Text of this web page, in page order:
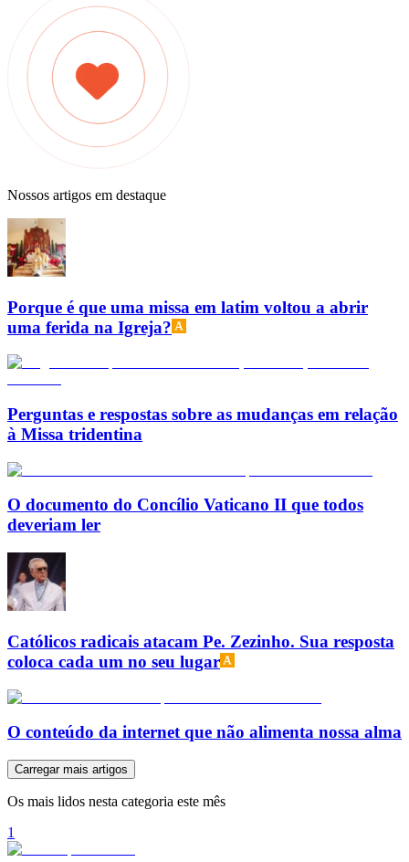
Nossos artigos em destaque
Porque é que uma missa em latim voltou a abrir
uma ferida na Igreja?
Perguntas e respostas sobre as mudanças em relação
à Missa tridentina
O documento do Concílio Vaticano II que todos
deveriam ler
Católicos radicais atacam Pe. Zezinho. Sua resposta
coloca cada um no seu lugar
O conteúdo da internet que não alimenta nossa alma
Carregar mais artigos
Os mais lidos nesta categoria este mês
1